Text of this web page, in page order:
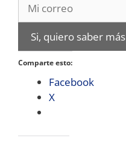
Si, quiero saber más
Comparte esto:
Facebook
X